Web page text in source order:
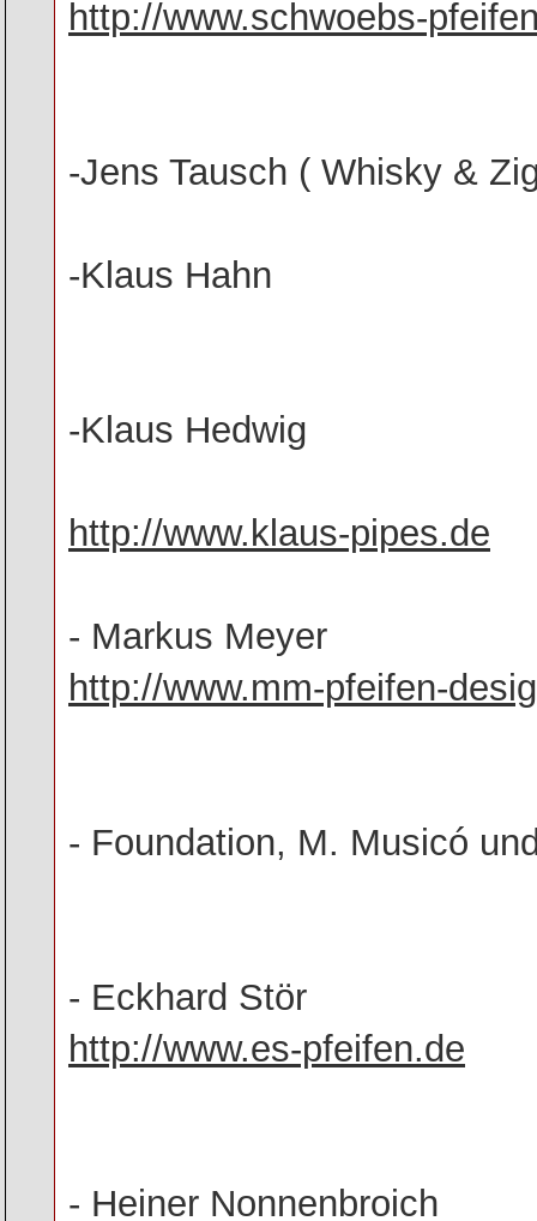
http://www.schwoebs-
-Jens Tausch ( Whisky &
-Klaus Hahn
-Klaus Hedwig
http://www.klaus-pipes.de
- Markus Meyer
http://www.mm-pfeifen-
- Foundation, M. Musicó
- Eckhard Stör
http://www.es-pfeifen.de
- Heiner Nonnenbroich